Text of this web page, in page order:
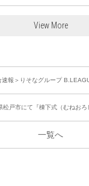
View More
速報＞りそなグループ
松戸市にて『棟下式（むねお
一覧へ